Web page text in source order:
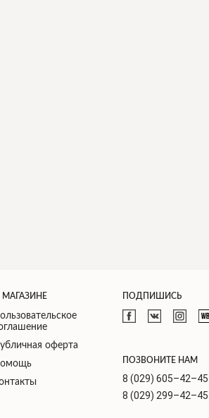
МАГАЗИНЕ
оферта
ПОДПИШИСЬ
ПОЗВОНИТЕ НАМ
8 (029) 605–42–45
8 (029) 299–42–45